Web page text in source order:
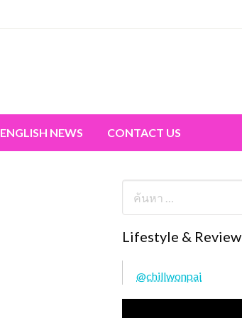
ENGLISH NEWS CONTACT US
Lifestyle & Review
@chillwonpai